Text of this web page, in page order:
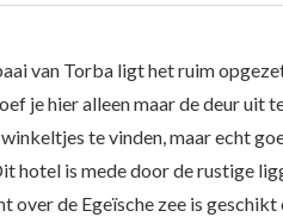
van Torba ligt het ruim
je hier alleen maar de deur uit
te vinden, maar echt
hotel is mede door de rustige
over de Egeïsche zee is